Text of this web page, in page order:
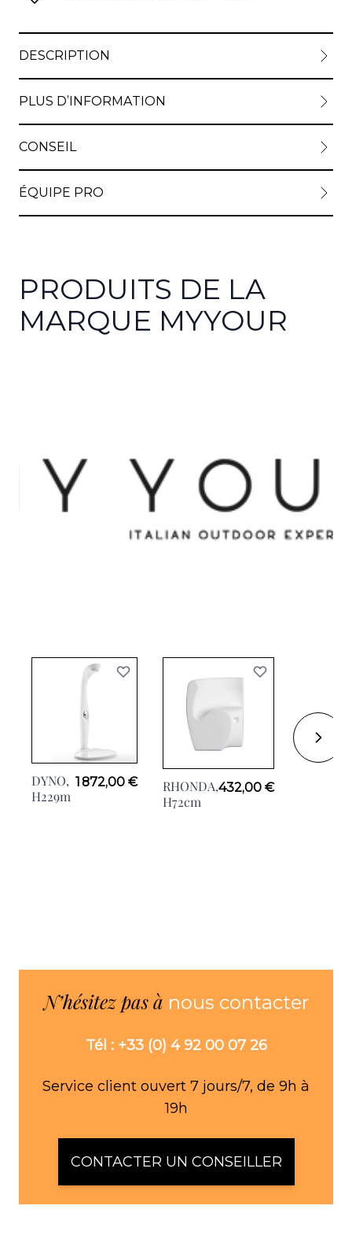
View
DESCRIPTION
PLUS D’INFORMATION
CONSEIL
ÉQUIPE PRO
PRODUITS DE LA
MARQUE MYYOUR
DYNO,
H229m
1 872,00 €
RHONDA,
H72cm
432,00 €
N’hésitez pas à nous contacter
Tél : +33 (0) 4 92 00 07 26
Service client ouvert 7 jours/7, de 9h à
19h
CONTACTER UN CONSEILLER